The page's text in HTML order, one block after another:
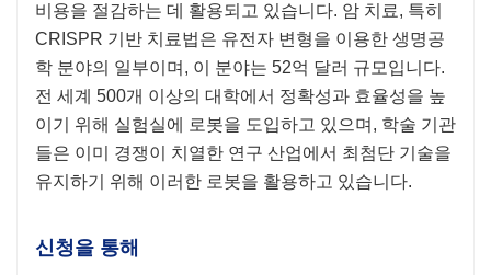
비용을 절감하는 데 활용되고 있습니다. 암 치료, 특히
CRISPR 기반 치료법은 유전자 변형을 이용한 생명공
학 분야의 일부이며, 이 분야는 52억 달러 규모입니다.
전 세계 500개 이상의 대학에서 정확성과 효율성을 높
이기 위해 실험실에 로봇을 도입하고 있으며, 학술 기관
들은 이미 경쟁이 치열한 연구 산업에서 최첨단 기술을
유지하기 위해 이러한 로봇을 활용하고 있습니다.
신청을 통해